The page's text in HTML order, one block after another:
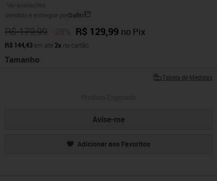
Ver avaliações
Vendido e entregue porDafiti
R$ 179,99 -28% R$ 129,99 no Pix
R$ 144,43 em até 2x no cartão
Tamanho
Tabela de Medidas
Avise-me
Adicionar aos Favoritos